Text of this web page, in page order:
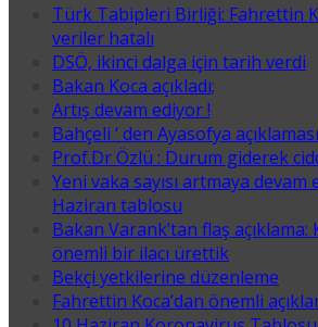
Türk Tabipleri Birliği: Fahrettin
veriler hatalı
DSÖ, ikinci dalga için tarih verdi
Bakan Koca açıkladı;
Artış devam ediyor !
Bahçeli ‘ den Ayasofya
Prof.Dr Özlü : Durum giderek
Yeni vaka sayısı artmaya devam
Haziran tablosu
Bakan Varank’tan flaş açıklama:
önemli bir ilacı ürettik
Bekçi yetkilerine düzenleme
Fahrettin Koca’dan önemli